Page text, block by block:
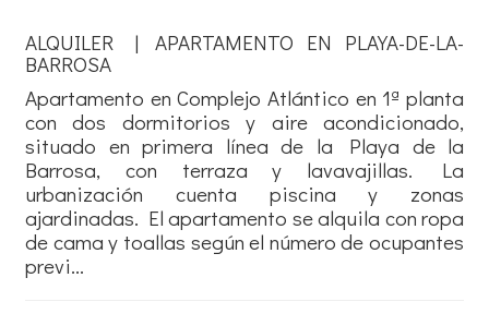
ALQUILER | APARTAMENTO EN PLAYA-DE-LA-
BARROSA
Apartamento en Complejo Atlántico en 1ª planta
con dos dormitorios y aire acondicionado,
situado en primera línea de la Playa de la
Barrosa, con terraza y lavavajillas. La
urbanización cuenta piscina y zonas
ajardinadas. El apartamento se alquila con ropa
de cama y toallas según el número de ocupantes
previ...